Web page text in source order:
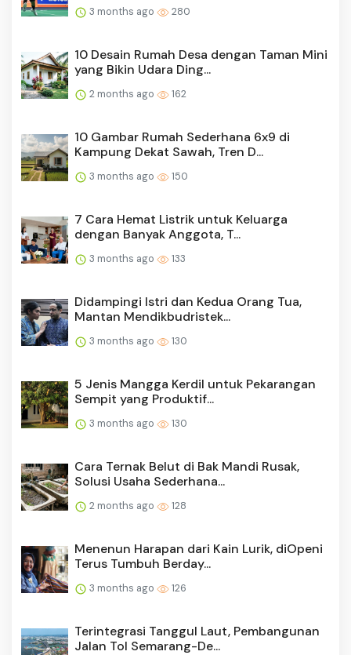
3 months ago 280
10 Desain Rumah Desa dengan Taman Mini
yang Bikin Udara Ding...
2 months ago 162
10 Gambar Rumah Sederhana 6x9 di
Kampung Dekat Sawah, Tren D...
3 months ago 150
7 Cara Hemat Listrik untuk Keluarga
dengan Banyak Anggota, T...
3 months ago 133
Didampingi Istri dan Kedua Orang Tua,
Mantan Mendikbudristek...
3 months ago 130
5 Jenis Mangga Kerdil untuk Pekarangan
Sempit yang Produktif...
3 months ago 130
Cara Ternak Belut di Bak Mandi Rusak,
Solusi Usaha Sederhana...
2 months ago 128
Menenun Harapan dari Kain Lurik, diOpeni
Terus Tumbuh Berday...
3 months ago 126
Terintegrasi Tanggul Laut, Pembangunan
Jalan Tol Semarang-De...